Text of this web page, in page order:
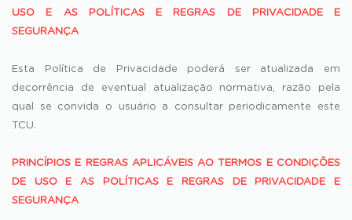
USO E AS POLÍTICAS E REGRAS DE PRIVACIDADE E
SEGURANÇA
Esta Política de Privacidade poderá ser atualizada em
decorrência de eventual atualização normativa, razão pela
qual se convida o usuário a consultar periodicamente este
TCU.
PRINCÍPIOS E REGRAS APLICÁVEIS AO TERMOS E CONDIÇÕES
DE USO E AS POLÍTICAS E REGRAS DE PRIVACIDADE E
SEGURANÇA